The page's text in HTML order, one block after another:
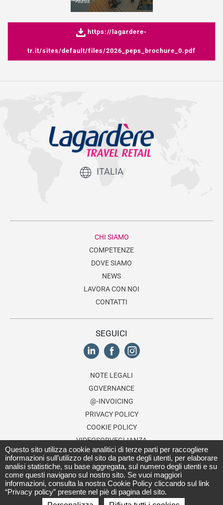
https://lagardere-
tr.it/sites/default/files/2026_peps_brochure_0.pdf
ITALIA
CHI SIAMO
COMPETENZE
DOVE SIAMO
NEWS
LAVORA CON NOI
CONTATTI
SEGUICI
NOTE LEGALI
GOVERNANCE
@-INVOICING
PRIVACY POLICY
COOKIE POLICY
VIDEOSORVEGLIANZA
ETHICS LINE
SHOP&FLY
© 2026 Lagardère Travel Retail Italia, a division of the
Questo sito utilizza cookie analitici di terze parti per raccogliere
informazioni sull’utilizzo del sito da parte degli utenti, per elaborare
analisi statistiche, su base aggregata, sul numero degli utenti e su
come questi navigano sul nostro sito. Se vuoi maggiori
informazioni, consulta la nostra Cookie Policy cliccando sul link
“Privacy policy” presente nel piè di pagina del sito.